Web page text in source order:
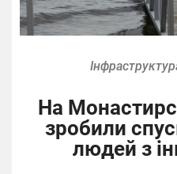
На
зробили
людей з